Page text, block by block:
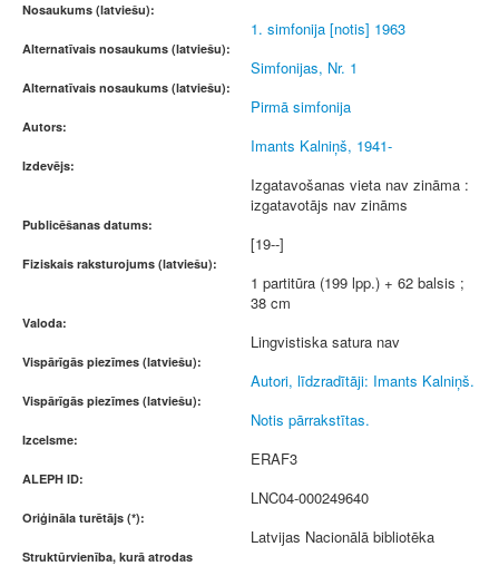
Nosaukums (latviešu):
1. simfonija [notis] 1963
Alternatīvais nosaukums (latviešu):
Simfonijas, Nr. 1
Alternatīvais nosaukums (latviešu):
Pirmā simfonija
Autors:
Imants Kalniņš, 1941-
Izdevējs:
Izgatavošanas vieta nav zināma :
izgatavotājs nav zināms
Publicēšanas datums:
[19--]
Fiziskais raksturojums (latviešu):
1 partitūra (199 lpp.) + 62 balsis ;
38 cm
Valoda:
Lingvistiska satura nav
Vispārīgās piezīmes (latviešu):
Autori, līdzradītāji: Imants Kalniņš.
Vispārīgās piezīmes (latviešu):
Notis pārrakstītas.
Izcelsme:
ERAF3
ALEPH ID:
LNC04-000249640
Oriģināla turētājs (*):
Latvijas Nacionālā bibliotēka
Struktūrvienība, kurā atrodas